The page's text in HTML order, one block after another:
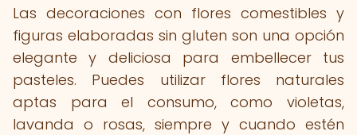
Las decoraciones con flores comestibles y
figuras elaboradas sin gluten son una opción
elegante y deliciosa para embellecer tus
pasteles. Puedes utilizar flores naturales
aptas para el consumo, como violetas,
lavanda o rosas, siempre y cuando estén